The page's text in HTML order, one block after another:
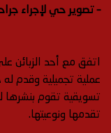
– تصوير حي لإجراء
اتفق مع أحد الزبائن
عملية تجميلية وقدم
تسويقية تقوم بنشرها
تقدمها ونوعيتها.